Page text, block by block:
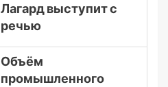
Лагард выступит с
речью
Объём
промышленного